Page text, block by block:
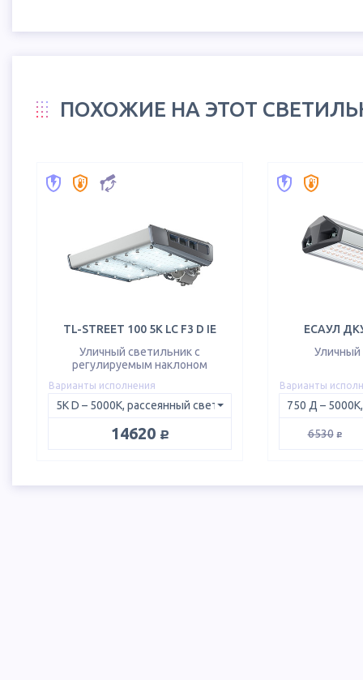
ПОХОЖИЕ НА ЭТОТ
TL-STREET 100 5K LC F3 D IE
Уличный светильник с
регулируемым наклоном
Варианты исполнения
14620 руб.
ЕСАУЛ
Уличный
Варианты
6530 руб.